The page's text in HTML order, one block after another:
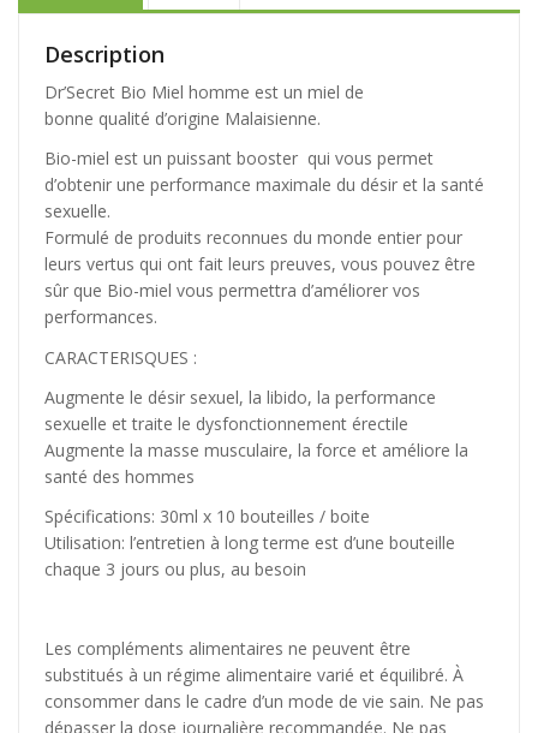
Description
Dr’Secret Bio Miel homme est un miel de
bonne qualité d’origine Malaisienne.
Bio-miel est un puissant booster qui vous permet
d’obtenir une performance maximale du désir et la santé
sexuelle.
Formulé de produits reconnues du monde entier pour
leurs vertus qui ont fait leurs preuves, vous pouvez être
sûr que Bio-miel vous permettra d’améliorer vos
performances.
CARACTERISQUES :
Augmente le désir sexuel, la libido, la performance
sexuelle et traite le dysfonctionnement érectile
Augmente la masse musculaire, la force et améliore la
santé des hommes
Spécifications: 30ml x 10 bouteilles / boite
Utilisation: l’entretien à long terme est d’une bouteille
chaque 3 jours ou plus, au besoin
Les compléments alimentaires ne peuvent être
substitués à un régime alimentaire varié et équilibré. À
consommer dans le cadre d’un mode de vie sain. Ne pas
dépasser la dose journalière recommandée. Ne pas